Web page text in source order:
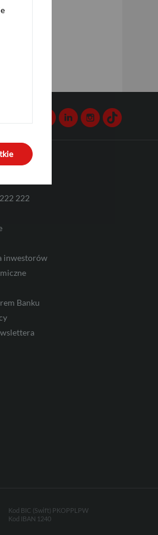
FacebookTwitterYoutubeLinkedinInstagram
TikTok
222
inwestorów
Banku
Kod BIC (Swift) PKOPPLPW
Kod IBAN 1240